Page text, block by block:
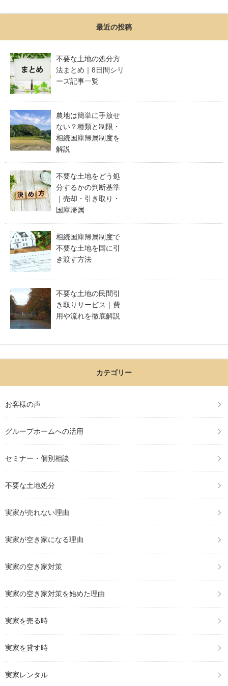
最近の投稿
不要な土地の処分方
法まとめ｜8日間シリ
ーズ記事一覧
農地は簡単に手放せ
ない？種類と制限・
相続国庫帰属制度を
解説
不要な土地をどう処
分するかの判断基準
｜売却・引き取り・
国庫帰属
相続国庫帰属制度で
不要な土地を国に引
き渡す方法
不要な土地の民間引
き取りサービス｜費
用や流れを徹底解説
カテゴリー
お客様の声
グループホームへの活用
セミナー・個別相談
不要な土地処分
実家が売れない理由
実家が空き家になる理由
実家の空き家対策
実家の空き家対策を始めた理由
実家を売る時
実家を貸す時
実家レンタル